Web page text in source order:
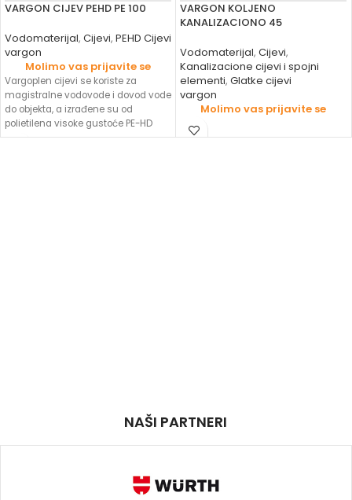
VARGON CIJEV PEHD PE 100
Vodomaterijal, Cijevi, PEHD Cijevi
vargon
Molimo vas prijavite se
Vargoplen cijevi se koriste za
magistralne vodovode i dovod vode
do objekta, a izrađene su od
polietilena visoke gustoće PE-HD
VARGON KOLJENO
KANALIZACIONO 45
Vodomaterijal, Cijevi,
Kanalizacione cijevi i spojni
elementi, Glatke cijevi
vargon
Molimo vas prijavite se
NAŠI PARTNERI